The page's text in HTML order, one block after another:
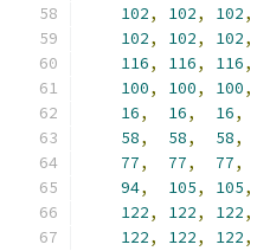
102, 102, 102,
102, 102, 102,
116, 116, 116,
100, 100, 100,
16, 16, 16,
58, 58, 58,
77, 77, 77,
94, 105, 105,
122, 122, 122,
122, 122, 122,